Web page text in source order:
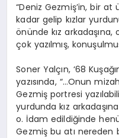
“Deniz Gezmiş’in, bir at
kadar gelip kızlar
önünde kız
çok yazılmış,
Soner Yalçın, ‘68
yazısında, “…Onun
Gezmiş portresi
yurdunda kız
o. İdam edildiğinde
Gezmiş bu atı nereden